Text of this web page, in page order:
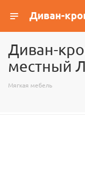
Диван-
местный
Мягкая мебель